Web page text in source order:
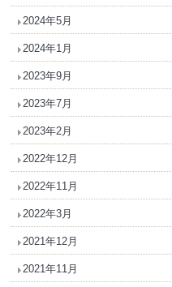
2024年5月
2024年1月
2023年9月
2023年7月
2023年2月
2022年12月
2022年11月
2022年3月
2021年12月
2021年11月